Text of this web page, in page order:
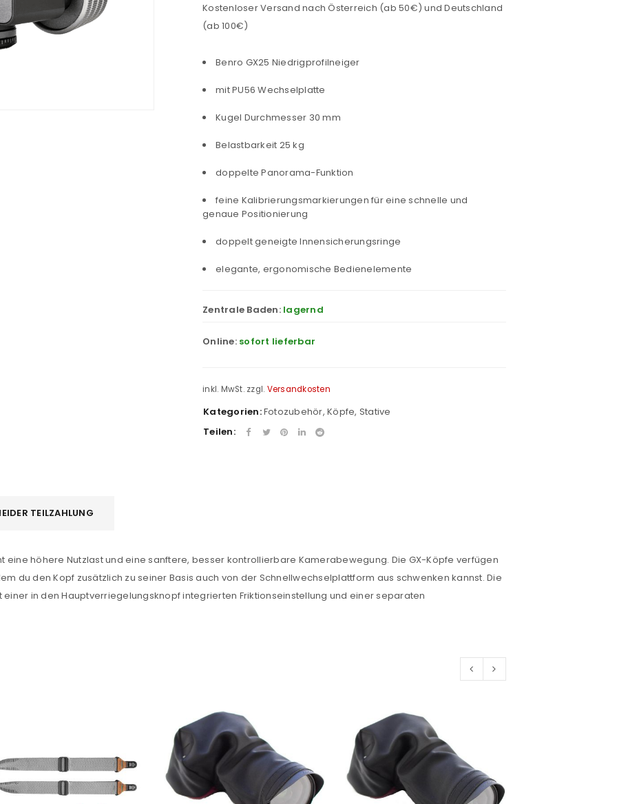
durch
Mail-Adresse gesendet.
Ja, ich möchte ein Kundenkonto eröffnen und akzeptiere die
REGISTRIEREN
Kostenloser Versand nach Österreich (ab 50€) und Deutschland
(ab 100€)
Benro GX25 Niedrigprofilneiger
mit PU56 Wechselplatte
Kugel Durchmesser 30 mm
Belastbarkeit 25 kg
doppelte Panorama-Funktion
feine Kalibrierungsmarkierungen für eine schnelle und
genaue Positionierung
doppelt geneigte Innensicherungsringe
elegante, ergonomische Bedienelemente
Zentrale Baden: lagernd
Online: sofort lieferbar
inkl. MwSt. zzgl. Versandkosten
Kategorien:Fotozubehör, Köpfe, Stative
Teilen:
TEILZAHLUNG
eine höhere Nutzlast und eine sanftere, besser kontrollierbare Kamerabewegung. Die GX-Köpfe verfügen
du den Kopf zusätzlich zu seiner Basis auch von der Schnellwechselplattform aus schwenken kannst. Die
in den Hauptverriegelungsknopf integrierten Friktionseinstellung und einer separaten